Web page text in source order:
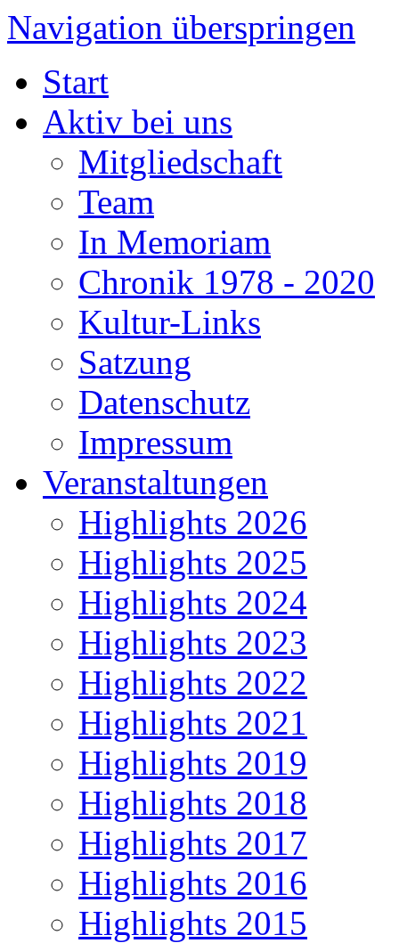
Navigation überspringen
Start
Aktiv bei uns
Mitgliedschaft
Team
In Memoriam
Chronik 1978 - 2020
Kultur-Links
Satzung
Datenschutz
Impressum
Veranstaltungen
Highlights 2026
Highlights 2025
Highlights 2024
Highlights 2023
Highlights 2022
Highlights 2021
Highlights 2019
Highlights 2018
Highlights 2017
Highlights 2016
Highlights 2015